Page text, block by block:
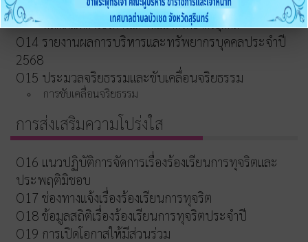
การดำเนินการตามนโยบายบริหารทรัพยากรบุคคล
หลักเกณฑ์การบริหารและพัฒนาทรัพยากรบุคคล
O14 รายงานผลการบริหารและทรัพยากรบุคคลประจำปี
2568
O15 ประมวลจริยธรรมและขับเคลื่อนจริยธรรม
การขับเคลื่อนจริยธรรม
การส่งเสริมความโปร่งใส
O16 แนวปฏิบัติการจัดการเรื่องร้องเรียนการทุจริตและ
ประพฤติมิชอบ
O17 ช่องทางแจ้งเรื่องร้องเรียนการทุจริต
O18 ข้อมูลสถิติเรื่องร้องเรียนการทุจริตประจำปี
O19 การเปิดโอกาสให้มีส่วนร่วม